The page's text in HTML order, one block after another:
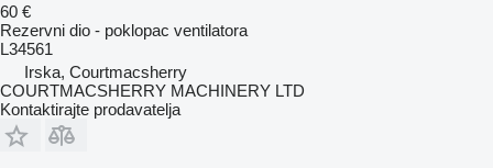
60 €
Rezervni dio - poklopac ventilatora
L34561
Irska, Courtmacsherry
COURTMACSHERRY MACHINERY LTD
Kontaktirajte prodavatelja